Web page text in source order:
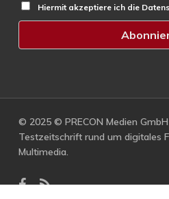
Hiermit akzeptiere ich die
© 2025 © PRECON Medien
Testzeitschrift rund um digitales
Multimedia.
facebook
RSS